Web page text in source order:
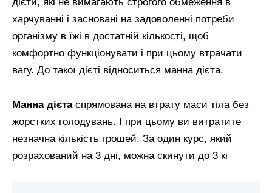
харчуванні і засновані на задоволенні потреби
організму в їжі в достатній кількості, щоб
комфортно функціонувати і при цьому втрачати
вагу. До такої дієті відноситься манна дієта.
Манна дієтаспрямована на втрату маси тіла без
жорстких голодувань. І при цьому ви витратите
незначна кількість грошей. За один курс, який
розрахований на 3 дні, можна скинути до 3 кг